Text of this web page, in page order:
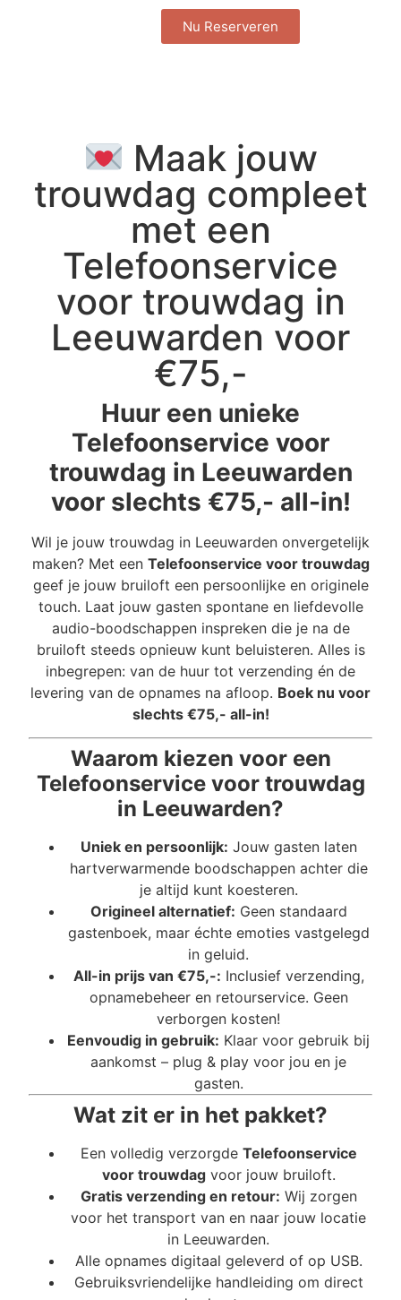
Nu Reserveren
Maak jouw
trouwdag compleet
met een
Telefoonservice
voor trouwdag in
Leeuwarden voor
€75,-
Huur een unieke
Telefoonservice voor
trouwdag in Leeuwarden
voor slechts €75,- all-in!
Wil je jouw trouwdag in Leeuwarden onvergetelijk
maken? Met een Telefoonservice voor trouwdag
geef je jouw bruiloft een persoonlijke en originele
touch. Laat jouw gasten spontane en liefdevolle
audio-boodschappen inspreken die je na de
bruiloft steeds opnieuw kunt beluisteren. Alles is
inbegrepen: van de huur tot verzending én de
levering van de opnames na afloop. Boek nu voor
slechts €75,- all-in!
Waarom kiezen voor een
Telefoonservice voor trouwdag
in Leeuwarden?
Uniek en persoonlijk: Jouw gasten laten
hartverwarmende boodschappen achter die
je altijd kunt koesteren.
Origineel alternatief: Geen standaard
gastenboek, maar échte emoties vastgelegd
in geluid.
All-in prijs van €75,-: Inclusief verzending,
opnamebeheer en retourservice. Geen
verborgen kosten!
Eenvoudig in gebruik: Klaar voor gebruik bij
aankomst – plug & play voor jou en je
gasten.
Wat zit er in het pakket?
Een volledig verzorgde Telefoonservice
voor trouwdagvoor jouw bruiloft.
Gratis verzending en retour: Wij zorgen
voor het transport van en naar jouw locatie
in Leeuwarden.
Alle opnames digitaal geleverd of op USB.
Gebruiksvriendelijke handleiding om direct